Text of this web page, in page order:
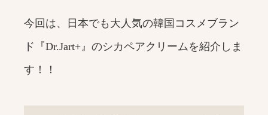
今回は、日本でも大人気の韓国コスメブラン
ド『Dr.Jart+』のシカペアクリームを紹介しま
す！！